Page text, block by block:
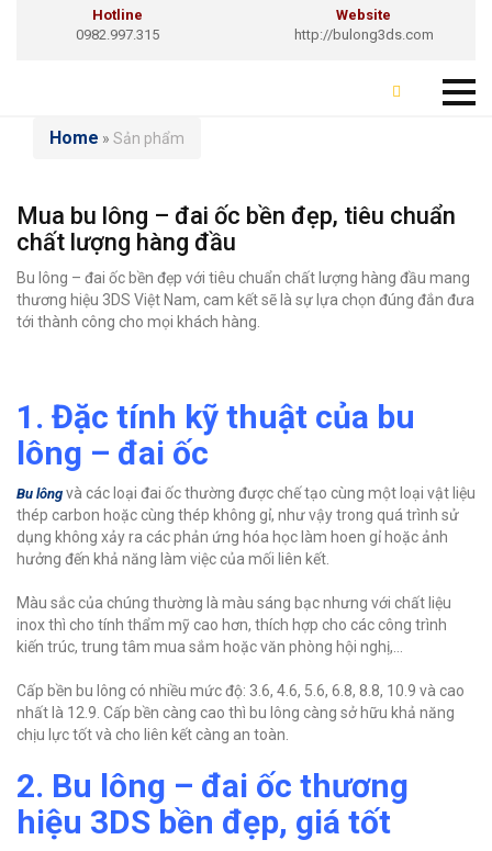
Hotline
0982.997.315
Website
http://bulong3ds.com
Home » Sản phẩm
Mua bu lông – đai ốc bền đẹp, tiêu chuẩn
chất lượng hàng đầu
Bu lông – đai ốc bền đẹp với tiêu chuẩn chất lượng hàng đầu mang
thương hiệu 3DS Việt Nam, cam kết sẽ là sự lựa chọn đúng đắn đưa
tới thành công cho mọi khách hàng.
1. Đặc tính kỹ thuật của bu
lông – đai ốc
Bu lông và các loại đai ốc thường được chế tạo cùng một loại vật liệu
thép carbon hoặc cùng thép không gỉ, như vậy trong quá trình sử
dụng không xảy ra các phản ứng hóa học làm hoen gỉ hoặc ảnh
hưởng đến khả năng làm việc của mối liên kết.
Màu sắc của chúng thường là màu sáng bạc nhưng với chất liệu
inox thì cho tính thẩm mỹ cao hơn, thích hợp cho các công trình
kiến trúc, trung tâm mua sắm hoặc văn phòng hội nghị,…
Cấp bền bu lông có nhiều mức độ: 3.6, 4.6, 5.6, 6.8, 8.8, 10.9 và cao
nhất là 12.9. Cấp bền càng cao thì bu lông càng sở hữu khả năng
chịu lực tốt và cho liên kết càng an toàn.
2. Bu lông – đai ốc thương
hiệu 3DS bền đẹp, giá tốt